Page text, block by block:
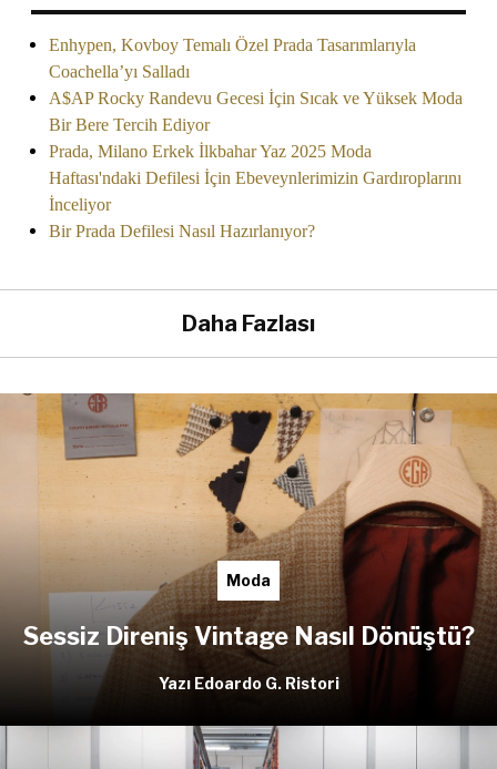
Enhypen, Kovboy Temalı Özel Prada Tasarımlarıyla
Coachella’yı Salladı
A$AP Rocky Randevu Gecesi İçin Sıcak ve Yüksek Moda
Bir Bere Tercih Ediyor
Prada, Milano Erkek İlkbahar Yaz 2025 Moda
Haftası'ndaki Defilesi İçin Ebeveynlerimizin Gardıroplarını
İnceliyor
Bir Prada Defilesi Nasıl Hazırlanıyor?
Daha Fazlası
Moda
Sessiz Direniş Vintage Nasıl Dönüştü?
Yazı Edoardo G. Ristori